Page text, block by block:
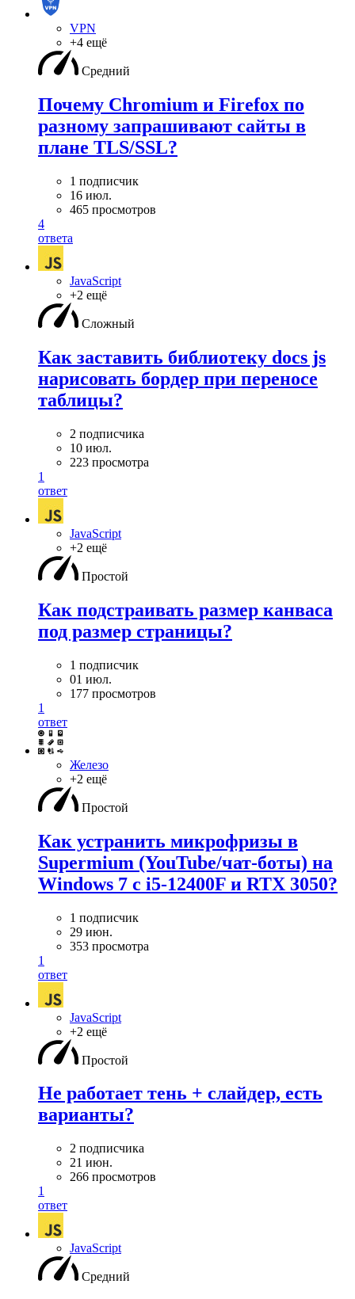
VPN
+4 ещё
Средний
Почему Chromium и Firefox по
разному запрашивают сайты в
плане TLS/SSL?
1 подписчик
16 июл.
465 просмотров
4
ответа
JavaScript
+2 ещё
Сложный
Как заставить библиотеку docs js
нарисовать бордер при переносе
таблицы?
2 подписчика
10 июл.
223 просмотра
1
ответ
JavaScript
+2 ещё
Простой
Как подстраивать размер канваса
под размер страницы?
1 подписчик
01 июл.
177 просмотров
1
ответ
Железо
+2 ещё
Простой
Как устранить микрофризы в
Supermium (YouTube/чат-боты) на
Windows 7 с i5-12400F и RTX 3050?
1 подписчик
29 июн.
353 просмотра
1
ответ
JavaScript
+2 ещё
Простой
Не работает тень + слайдер, есть
варианты?
2 подписчика
21 июн.
266 просмотров
1
ответ
JavaScript
Средний